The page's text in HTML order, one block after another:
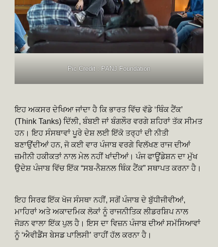
Pic Credit : PANJ Foundation
ਇਹ ਅਕਸਰ ਦੇਖਿਆ ਜਾਂਦਾ ਹੈ ਕਿ ਭਾਰਤ ਵਿੱਚ ਵੱਡੇ ‘ਥਿੰਕ ਟੈਂਕ’
(Think Tanks) ਦਿੱਲੀ, ਬੰਬਈ ਜਾਂ ਬੰਗਲੌਰ ਵਰਗੇ ਸ਼ਹਿਰਾਂ ਤੱਕ ਸੀਮਤ
ਹਨ। ਇਹ ਸੰਸਥਾਵਾਂ ਪੂਰੇ ਦੇਸ਼ ਲਈ ਇੱਕੋ ਤਰ੍ਹਾਂ ਦੀ ਨੀਤੀ
ਬਣਾਉਂਦੀਆਂ ਹਨ, ਜੋ ਕਈ ਵਾਰ ਪੰਜਾਬ ਵਰਗੇ ਵਿਲੱਖਣ ਰਾਜ ਦੀਆਂ
ਜ਼ਮੀਨੀ ਹਕੀਕਤਾਂ ਨਾਲ ਮੇਲ ਨਹੀਂ ਖਾਂਦੀਆਂ। ਪੰਜ ਫਾਊਂਡੇਸ਼ਨ ਦਾ ਮੁੱਖ
ਉਦੇਸ਼ ਪੰਜਾਬ ਵਿੱਚ ਇੱਕ “ਸਬ-ਨੈਸ਼ਨਲ ਥਿੰਕ ਟੈਂਕ” ਸਥਾਪਤ ਕਰਨਾ ਹੈ।
ਇਹ ਸਿਰਫ ਇੱਕ ਖੋਜ ਸੰਸਥਾ ਨਹੀਂ, ਸਗੋਂ ਪੰਜਾਬ ਦੇ ਬੁੱਧੀਜੀਵੀਆਂ,
ਮਾਹਿਰਾਂ ਅਤੇ ਅਕਾਦਮਿਕ ਲੋਕਾਂ ਨੂੰ ਰਾਜਨੀਤਿਕ ਲੀਡਰਸ਼ਿਪ ਨਾਲ
ਜੋੜਨ ਵਾਲਾ ਇੱਕ ਪੁਲ ਹੈ। ਇਸ ਦਾ ਵਿਜ਼ਨ ਪੰਜਾਬ ਦੀਆਂ ਸਮੱਸਿਆਵਾਂ
ਨੂੰ ‘ਐਵੀਡੈਂਸ ਬੇਸਡ ਪਾਲਿਸੀ’ ਰਾਹੀਂ ਹੱਲ ਕਰਨਾ ਹੈ।